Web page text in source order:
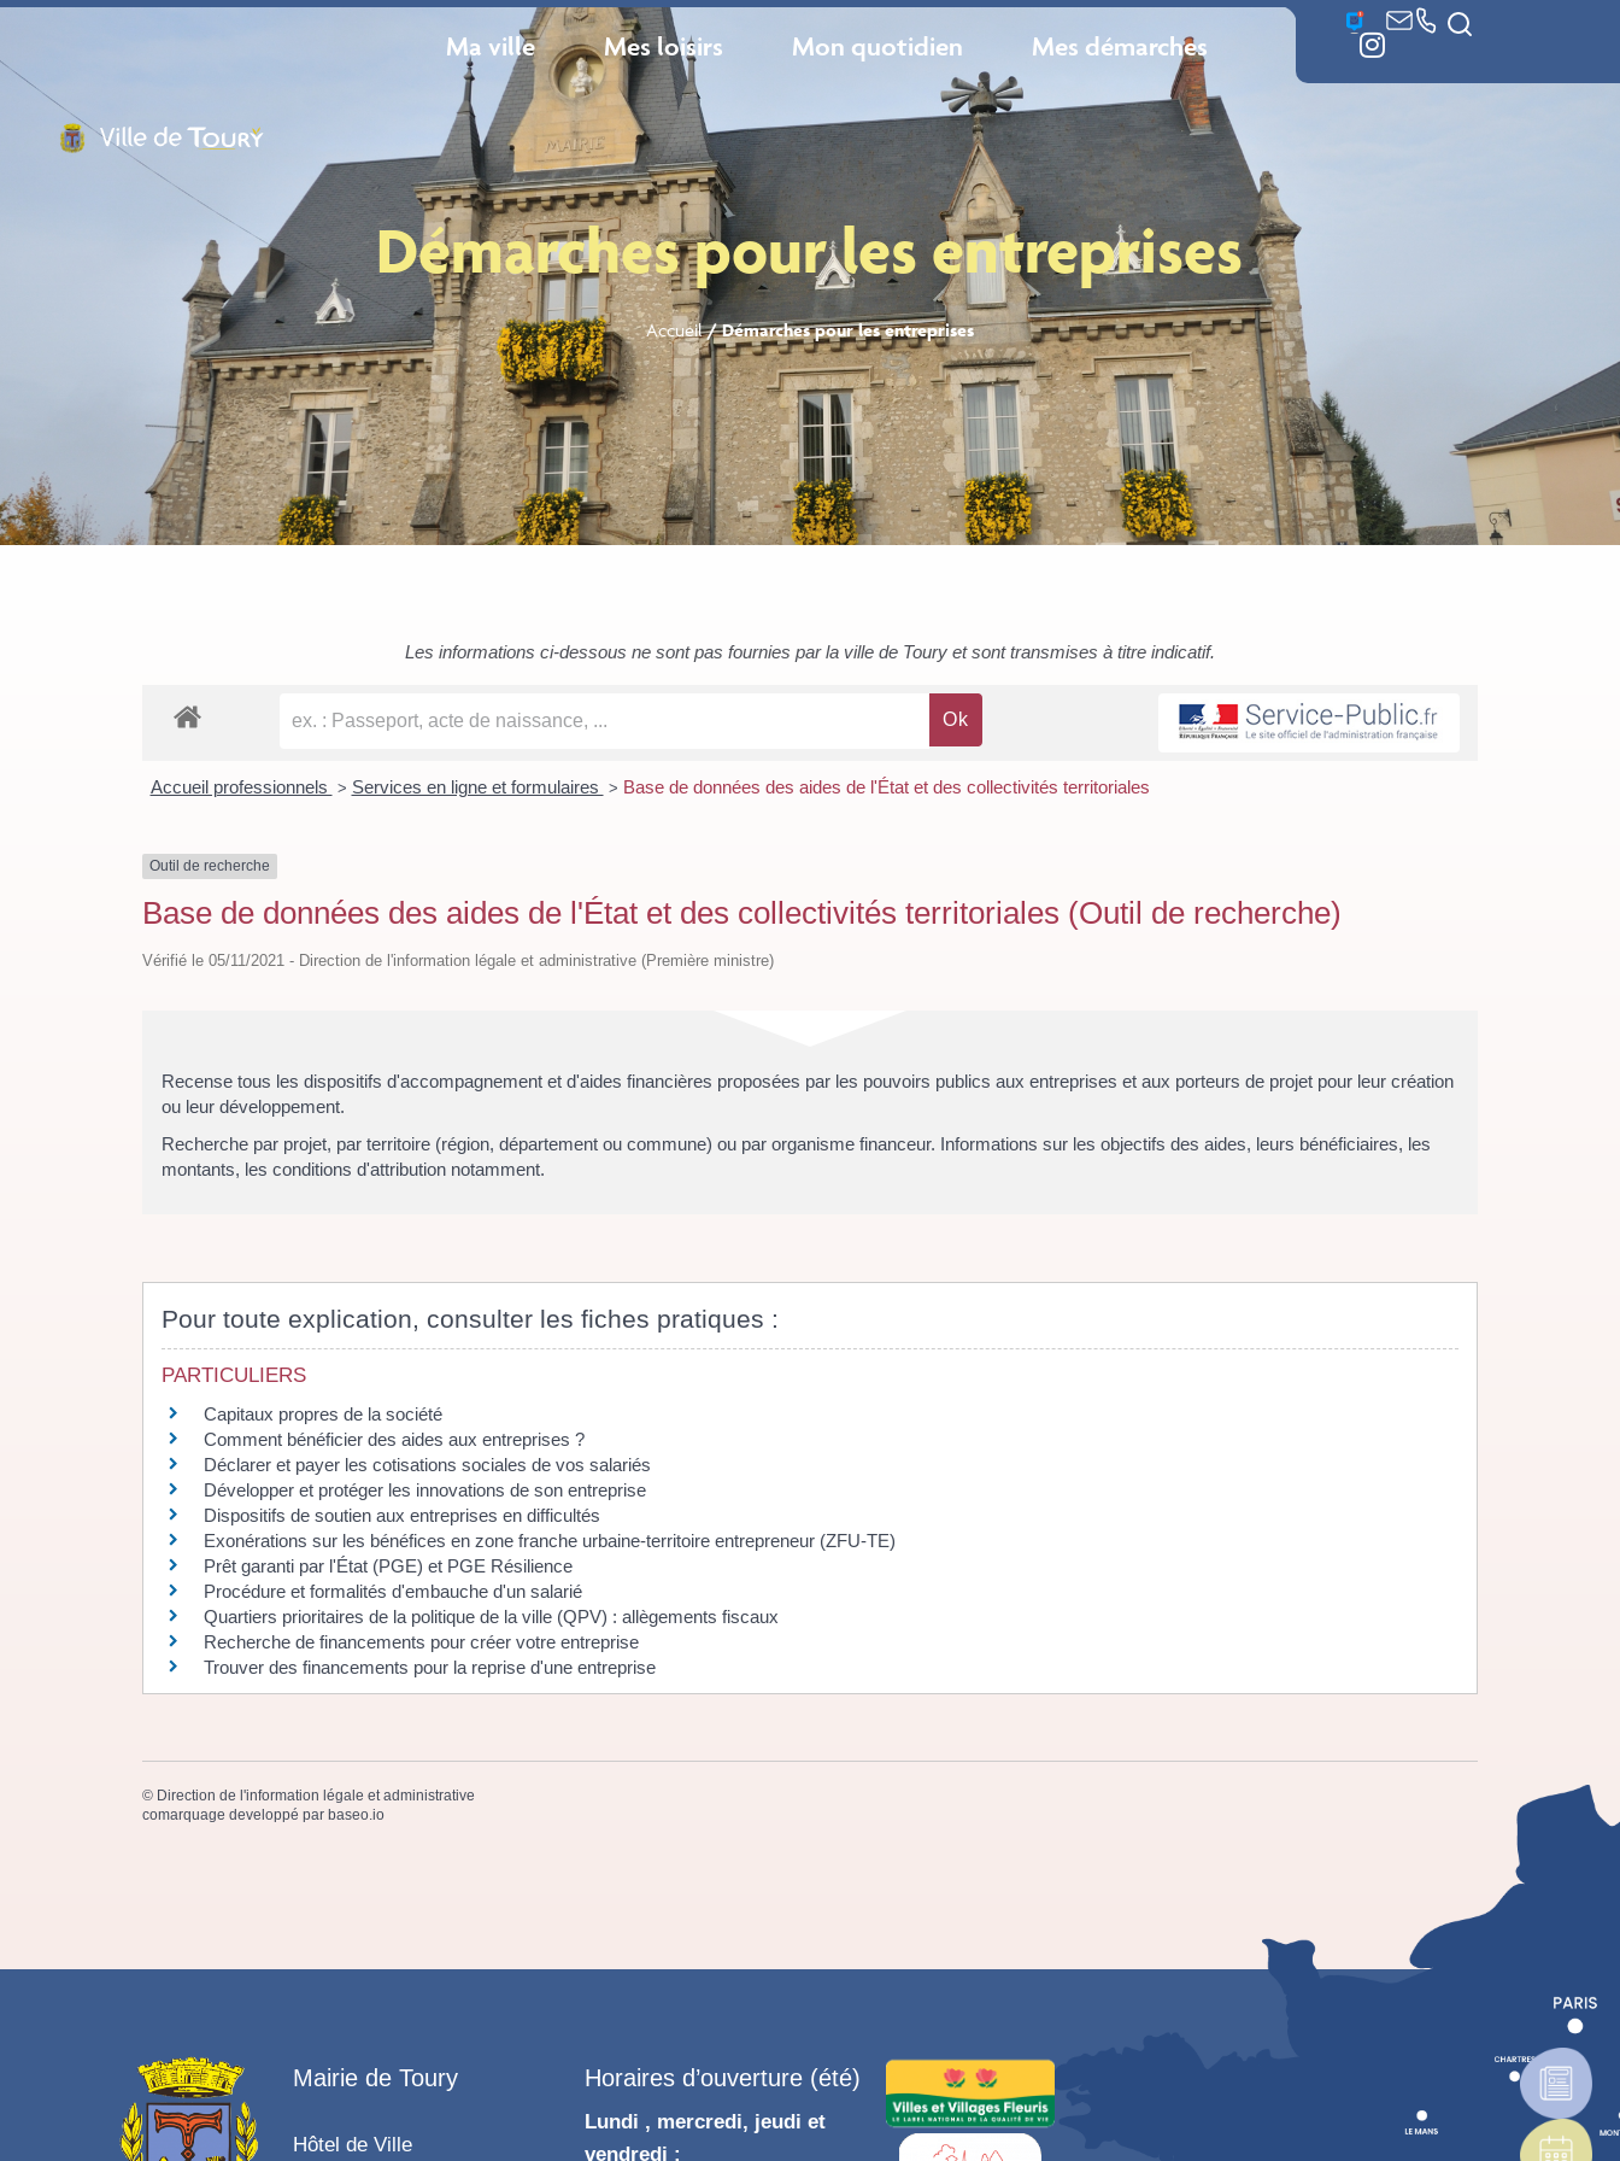
Ma ville Mes loisirs Mon quotidien Mes démarches
Démarches pour les entreprises
Accueil/Démarches pour les entreprises
Les informations ci-dessous ne sont pas fournies par la ville de Toury et sont transmises à titre indicatif.
Accueil professionnels > Services en ligne et formulaires > Base de données des aides de l'État et des collectivités territoriales
Outil de recherche
Base de données des aides de l'État et des collectivités territoriales (Outil de recherche)
Vérifié le 05/11/2021 - Direction de l'information légale et administrative (Première ministre)
Recense tous les dispositifs d'accompagnement et d'aides financières proposées par les pouvoirs publics aux entreprises et aux porteurs de projet pour leur création
ou leur développement.
Recherche par projet, par territoire (région, département ou commune) ou par organisme financeur. Informations sur les objectifs des aides, leurs bénéficiaires, les
montants, les conditions d'attribution notamment.
Pour toute explication, consulter les fiches pratiques :
PARTICULIERS
Capitaux propres de la société
Comment bénéficier des aides aux entreprises ?
Déclarer et payer les cotisations sociales de vos salariés
Développer et protéger les innovations de son entreprise
Dispositifs de soutien aux entreprises en difficultés
Exonérations sur les bénéfices en zone franche urbaine-territoire entrepreneur (ZFU-TE)
Prêt garanti par l'État (PGE) et PGE Résilience
Procédure et formalités d'embauche d'un salarié
Quartiers prioritaires de la politique de la ville (QPV) : allègements fiscaux
Recherche de financements pour créer votre entreprise
Trouver des financements pour la reprise d'une entreprise
© Direction de l'information légale et administrative
comarquage developpé par baseo.io
Mairie de Toury
Hôtel de Ville
Horaires d’ouverture (été)
Lundi , mercredi, jeudi et
vendredi :